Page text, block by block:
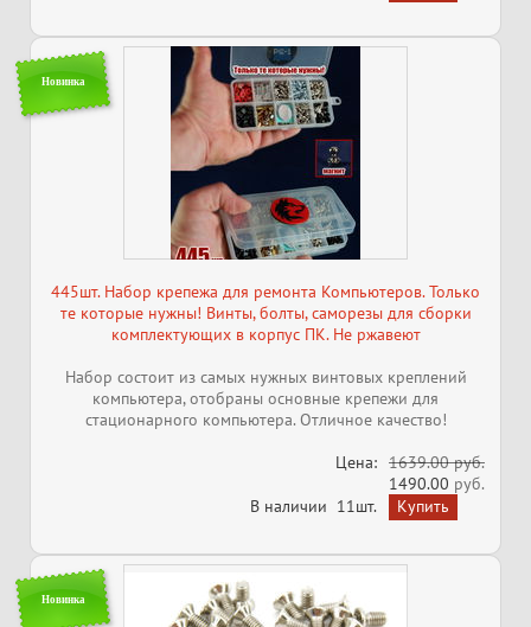
Новинка
445шт. Набор крепежа для ремонта Компьютеров. Только
те которые нужны! Винты, болты, саморезы для сборки
комплектующих в корпус ПК. Не ржавеют
Набор состоит из самых нужных винтовых креплений
компьютера, отобраны основные крепежи для
стационарного компьютера. Отличное качество!
Цена: 1639.00 руб.
1490.00 руб.
В наличии 11шт.
Новинка